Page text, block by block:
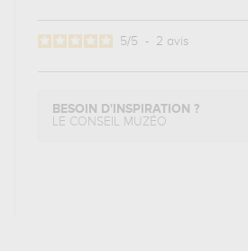
5/5 - 2 avis
BESOIN D'INSPIRATION ?
LE CONSEIL MUZÉO